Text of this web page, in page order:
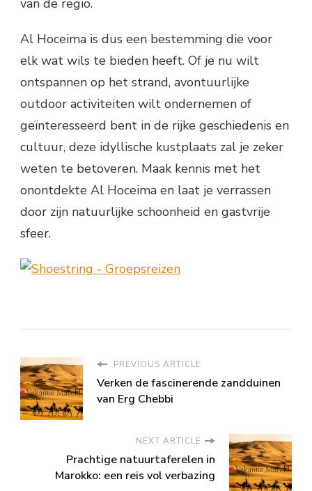
van de regio.
Al Hoceima is dus een bestemming die voor
elk wat wils te bieden heeft. Of je nu wilt
ontspannen op het strand, avontuurlijke
outdoor activiteiten wilt ondernemen of
geïnteresseerd bent in de rijke geschiedenis en
cultuur, deze idyllische kustplaats zal je zeker
weten te betoveren. Maak kennis met het
onontdekte Al Hoceima en laat je verrassen
door zijn natuurlijke schoonheid en gastvrije
sfeer.
PREVIOUS ARTICLE
Verken de fascinerende zandduinen
van Erg Chebbi
NEXT ARTICLE
Prachtige natuurtaferelen in
Marokko: een reis vol verbazing